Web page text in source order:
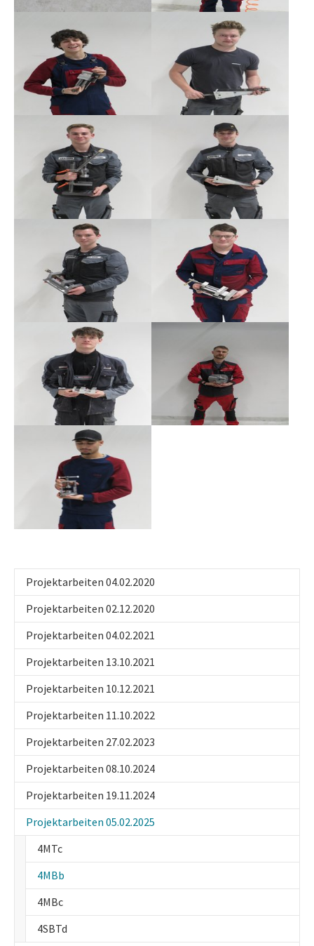
Show larger version
Show larger version Show larger version
Show larger version Show larger version
Show larger version Show larger version
Show larger version
Projektarbeiten 04.02.2020
Projektarbeiten 02.12.2020
Projektarbeiten 04.02.2021
Projektarbeiten 13.10.2021
Projektarbeiten 10.12.2021
Projektarbeiten 11.10.2022
Projektarbeiten 27.02.2023
Projektarbeiten 08.10.2024
Projektarbeiten 19.11.2024
Projektarbeiten 05.02.2025
4MTc
4MBb
4MBc
4SBTd